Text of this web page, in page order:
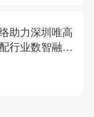
助力深圳唯高
行业数智融合